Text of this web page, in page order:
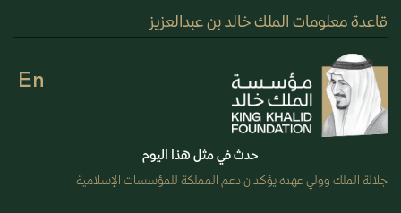
قاعدة معلومات الملك خالد بن عبدالعزيز
حدث في مثل هذا اليوم
جلالة الملك وولي عهده يؤكدان دعم المملكة للمؤسسات الإسلامية
En